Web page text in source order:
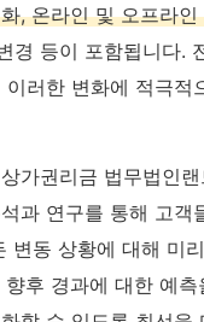
, 온라인 및 오프라
경 등이 포함됩니다.
러한 변화에 적극적
가권리금 법무법인
과 연구를 통해 고객
변동 상황에 대해 미
후 경과에 대한 예측